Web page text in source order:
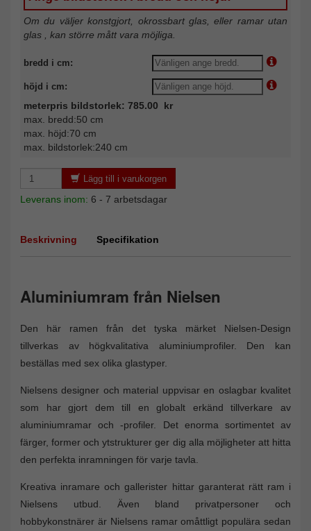
Om du väljer konstgjort, okrossbart glas, eller ramar utan
glas , kan större mått vara möjliga.
bredd i cm:
höjd i cm:
meterpris bildstorlek: 785.00 kr
max. bredd:50 cm
max. höjd:70 cm
max. bildstorlek:240 cm
Lägg till i varukorgen
Leverans inom: 6 - 7 arbetsdagar
Beskrivning Specifikation
Aluminiumram från Nielsen
Den här ramen från det tyska märket Nielsen-Design
tillverkas av högkvalitativa aluminiumprofiler. Den kan
beställas med sex olika glastyper.
Nielsens designer och material uppvisar en oslagbar kvalitet
som har gjort dem till en globalt erkänd tillverkare av
aluminiumramar och -profiler. Det enorma sortimentet av
färger, former och ytstrukturer ger dig alla möjligheter att hitta
den perfekta inramningen för varje tavla.
Kreativa inramare och gallerister hittar garanterat rätt ram i
Nielsens utbud. Även bland privatpersoner och
hobbykonstnärer är Nielsens ramar omåttligt populära sedan